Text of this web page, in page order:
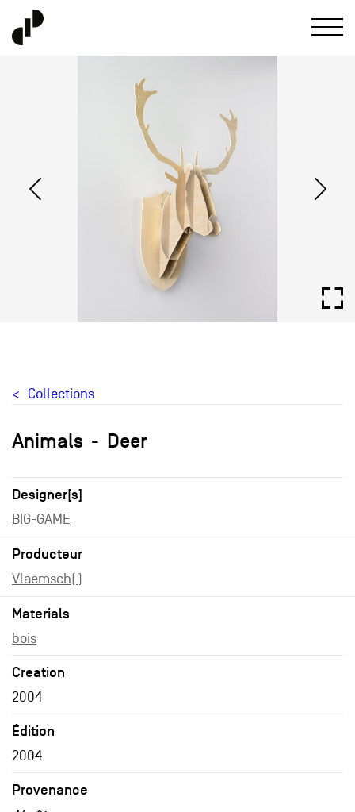
Collections
Animals Deer
Designer[s]
BIG-GAME
Producteur
Vlaemsch( )
Materials
bois
Creation
2004
Édition
2004
Provenance